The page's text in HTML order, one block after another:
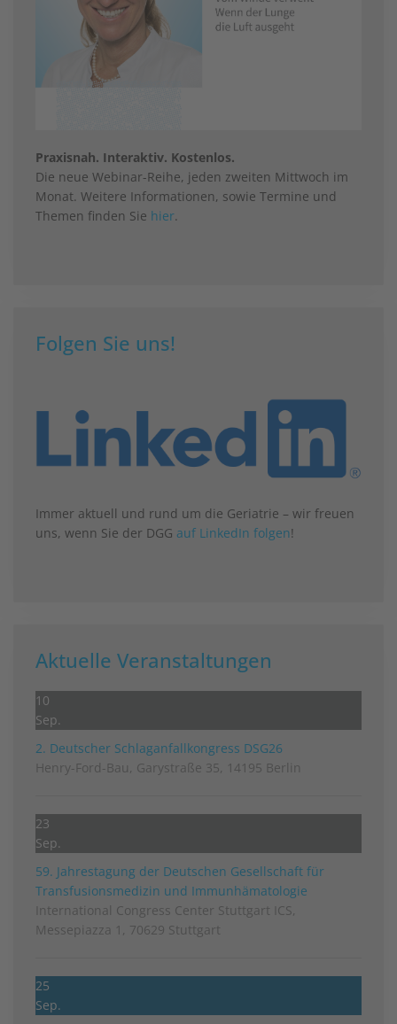
Praxisnah. Interaktiv. Kostenlos.
Die neue Webinar-Reihe, jeden zweiten Mittwoch im
Monat. Weitere Informationen, sowie Termine und
Themen finden Sie hier.
Folgen Sie uns!
Immer aktuell und rund um die Geriatrie – wir freuen
uns, wenn Sie der DGG auf LinkedIn folgen!
Aktuelle Veranstaltungen
10
Sep.
2. Deutscher Schlag­anfall­kongress DSG26
Henry-Ford-Bau, Garystraße 35, 14195 Berlin
23
Sep.
59. Jahrestagung der Deutschen Gesellschaft für
Transfusionsmedizin und Immunhämatologie
International Congress Center Stuttgart ICS,
Messepiazza 1, 70629 Stuttgart
25
Sep.